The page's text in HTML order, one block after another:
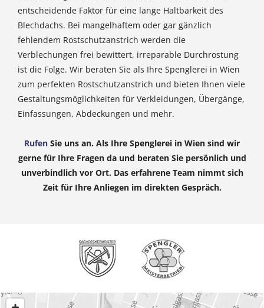
entscheidende Faktor für eine lange Haltbarkeit des
Blechdachs. Bei mangelhaftem oder gar gänzlich
fehlendem Rostschutzanstrich werden die
Verblechungen frei bewittert, irreparable Durchrostung
ist die Folge. Wir beraten Sie als Ihre Spenglerei in Wien
zum perfekten Rostschutzanstrich und bieten Ihnen viele
Gestaltungsmöglichkeiten für Verkleidungen, Übergänge,
Einfassungen, Abdeckungen und mehr.
Rufen Sie uns an. Als Ihre Spenglerei in Wien sind wir
gerne für Ihre Fragen da und beraten Sie persönlich und
unverbindlich vor Ort. Das erfahrene Team nimmt sich
Zeit für Ihre Anliegen im direkten Gespräch.